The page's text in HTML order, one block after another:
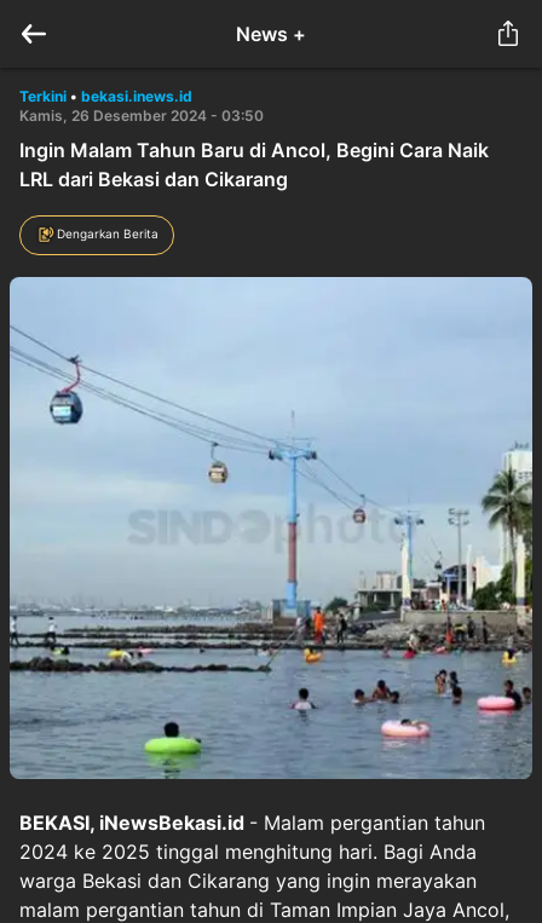
News +
Terkini • bekasi.inews.id
Kamis, 26 Desember 2024 - 03:50
Ingin Malam Tahun Baru di Ancol, Begini Cara Naik
LRL dari Bekasi dan Cikarang
Dengarkan Berita
BEKASI, iNewsBekasi.id - Malam pergantian tahun
2024 ke 2025 tinggal menghitung hari. Bagi Anda
warga Bekasi dan Cikarang yang ingin merayakan
malam pergantian tahun di Taman Impian Jaya Ancol,